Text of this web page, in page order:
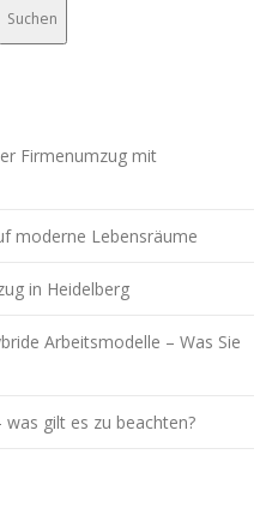
Suchen
Firmenumzug mit
moderne Lebensräume
in Heidelberg
Arbeitsmodelle – Was Sie
gilt es zu beachten?